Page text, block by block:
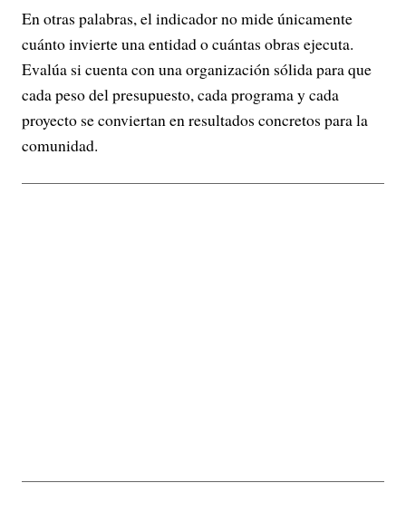
En otras palabras, el indicador no mide únicamente
cuánto invierte una entidad o cuántas obras ejecuta.
Evalúa si cuenta con una organización sólida para que
cada peso del presupuesto, cada programa y cada
proyecto se conviertan en resultados concretos para la
comunidad.